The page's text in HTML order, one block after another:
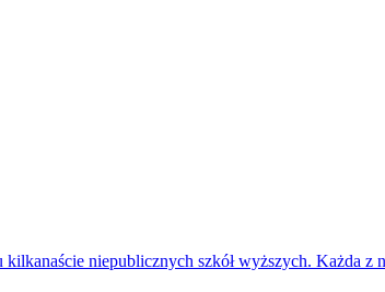
niepublicznych szkół wyższych. Każda